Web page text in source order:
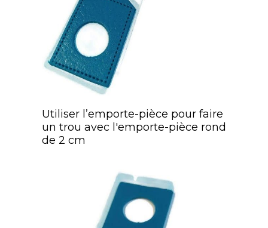
Utiliser l’emporte-pièce pour faire
un trou avec l'emporte-pièce rond
de 2 cm